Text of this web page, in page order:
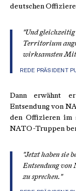
deutschen
"Und gleichzeitig
Territorium
wirksamsten
REDE PRÄSIDENT
Dann erwähnt
Entsendung von
den Offizieren im
NATO-Truppen
"Jetzt haben sie
Entsendung
zu sprechen."